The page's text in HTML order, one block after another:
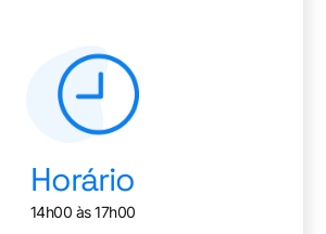
Horário
14h00 às 17h00